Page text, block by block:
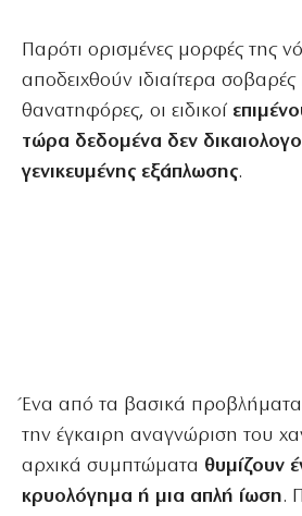
Παρότι ορισμένες μορφές της
αποδειχθούν ιδιαίτερα σοβαρές
θανατηφόρες, οι ειδικοί
τώρα δεδομένα δεν
γενικευμένης εξάπλωσης.
Ένα από τα βασικά
την έγκαιρη αναγνώριση του
αρχικά συμπτώματα θυμίζουν
κρυολόγημα ή μια απλή ίωση.